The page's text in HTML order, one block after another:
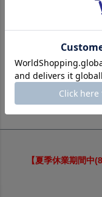
【夏季休業期間中